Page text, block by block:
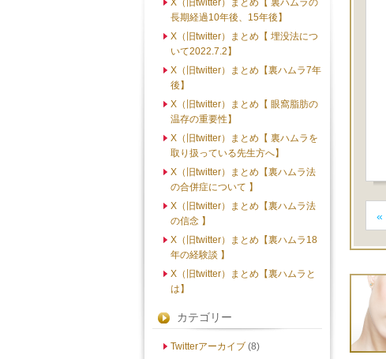
«
X（旧twitter）まとめ【 裏ハムラの
長期経過10年後、15年後】
X（旧twitter）まとめ【 埋没法につ
いて2022.7.2】
X（旧twitter）まとめ【裏ハムラ7年
後】
X（旧twitter）まとめ【 眼窩脂肪の
温存の重要性】
X（旧twitter）まとめ【 裏ハムラを
取り扱っている先生方へ】
X（旧twitter）まとめ【裏ハムラ法
の合併症について 】
X（旧twitter）まとめ【裏ハムラ法
の信念 】
X（旧twitter）まとめ【裏ハムラ18
年の経験談 】
X（旧twitter）まとめ【裏ハムラと
は】
カテゴリー
Twitterアーカイブ (8)